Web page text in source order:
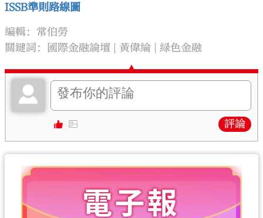
ISSB準則路線圖
編輯：常伯勞
關鍵詞：
國際金融論壇 黃偉綸 緑色金融
評論